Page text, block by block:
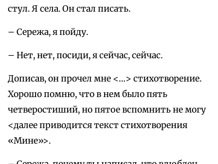
стул. Я села. Он стал писать.
– Сережа, я пойду.
– Нет, нет, посиди, я сейчас, сейчас.
Дописав, он прочел мне <…> стихотворение.
Хорошо помню, что в нем было пять
четверостиший, но пятое вспомнить не могу
<далее приводится текст стихотворения
«Мине»>.